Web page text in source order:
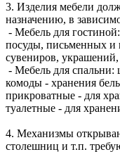
3. Изделия мебели
назначению, в
- Мебель для
посуды, письменных и
сувениров,
- Мебель для спальни:
комоды - хранения
прикроватные - для
туалетные - для
4. Механизмы
столешниц и т.п.